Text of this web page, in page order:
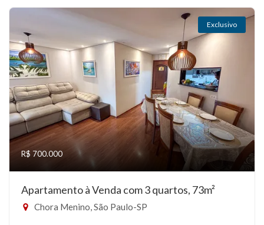
Exclusivo
R$ 700.000
Apartamento à Venda com 3 quartos, 73m²
Chora Menino, São Paulo-SP